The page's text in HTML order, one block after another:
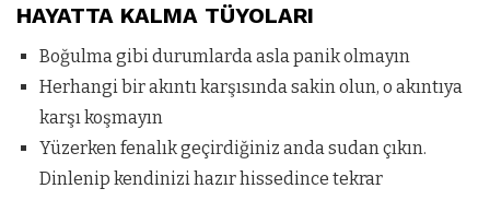
HAYATTA KALMA TÜYOLARI
Boğulma gibi durumlarda asla panik olmayın
Herhangi bir akıntı karşısında sakin olun, o akıntıya
karşı koşmayın
Yüzerken fenalık geçirdiğiniz anda sudan çıkın.
Dinlenip kendinizi hazır hissedince tekrar